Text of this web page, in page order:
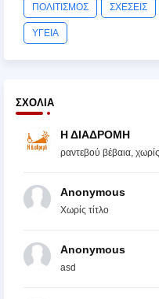
ΠΟΛΙΤΙΣΜΟΣ ΣΧΕΣΕΙΣ
ΥΓΕΙΑ
ΣΧΌΛΙΑ
Η ΔΙΑΔΡΟΜΗ
ραντεβού βέβαια,
Anonymous
Χωρίς τίτλο
Anonymous
asd